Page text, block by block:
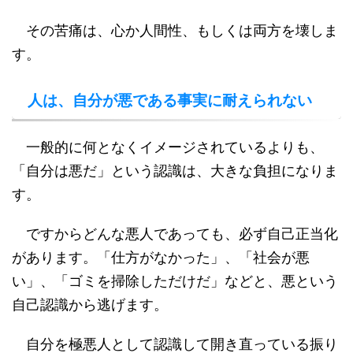
その苦痛は、心か人間性、もしくは両方を壊しま
す。
人は、自分が悪である事実に耐えられない
一般的に何となくイメージされているよりも、
「自分は悪だ」という認識は、大きな負担になりま
す。
ですからどんな悪人であっても、必ず自己正当化
があります。「仕方がなかった」、「社会が悪
い」、「ゴミを掃除しただけだ」などと、悪という
自己認識から逃げます。
自分を極悪人として認識して開き直っている振り